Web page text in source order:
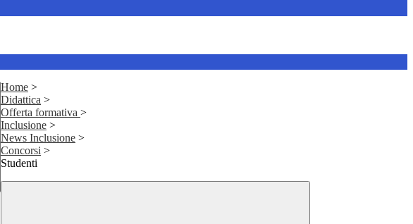
Home >
Didattica >
Offerta formativa >
Inclusione >
News Inclusione >
Concorsi >
Studenti